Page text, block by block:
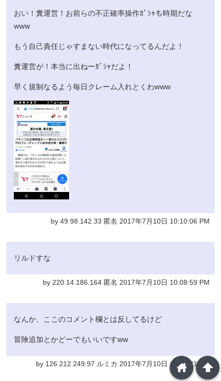
おい！糞運営！お前らの不正確率操作ｶﾞｼｬも時期だな
www
もう自己責任じゃすまない時代になってるんだよ！
糞運営が！本当に出ねーｶﾞｼｬだよ！
早く規制なるよう毎日クレーム入れとくわwww
by 49.98.142.33 匿名 2017年7月10日 10:10:06 PM
リルドすな
by 220.14.186.164 匿名 2017年7月10日 10:08:59 PM
なんか、ここのコメント欄とは反してるけど
冒険追加とかどーでもいいですww
by 126.212.249.97 ルミカ 2017年7月10日 10:08:21 PM
arrowup
home